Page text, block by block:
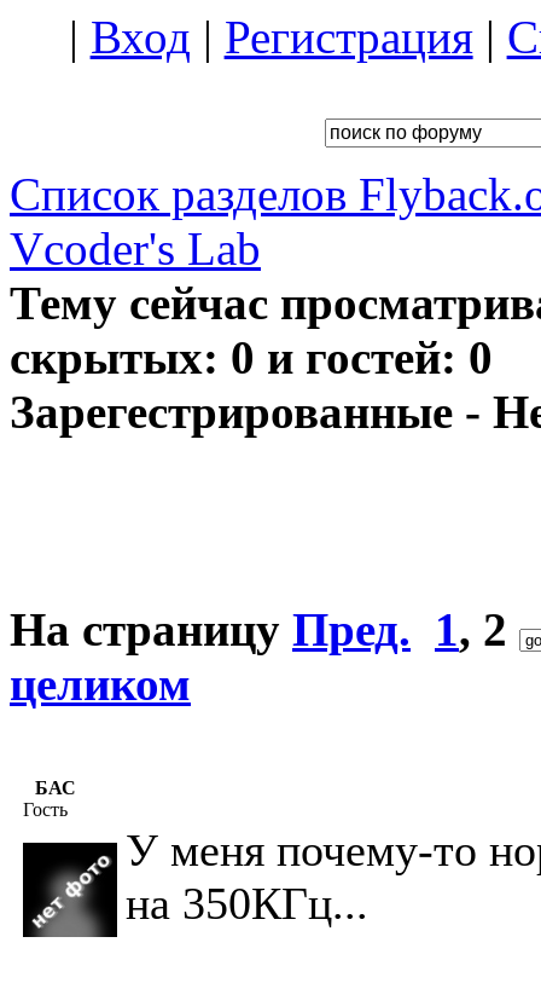
| Вход | Регистрация|
Список разделов
Vcoder's Lab
Тему сейчас
скрытых: 0 и гостей: 0
Зарегестрированные -
На страницу Пред. 1, 2
целиком
БАС
Гость
У меня почему-то
на 350КГц...